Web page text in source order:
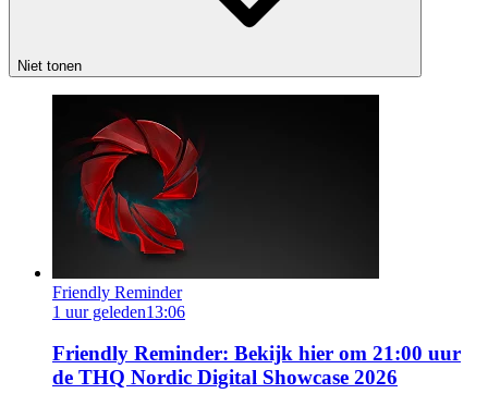
Niet tonen
Friendly Reminder
1 uur geleden13:06
Friendly Reminder: Bekijk hier om 21:00 uur
de THQ Nordic Digital Showcase 2026